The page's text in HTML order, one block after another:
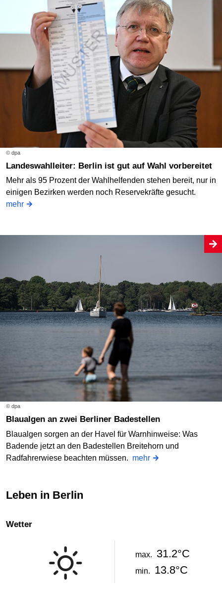
© dpa
Landeswahlleiter: Berlin ist gut auf Wahl vorbereitet
Mehr als 95 Prozent der Wahlhelfenden stehen bereit, nur in
einigen Bezirken werden noch Reservekräfte gesucht.
mehr
© dpa
Blaualgen an zwei Berliner Badestellen
Blaualgen sorgen an der Havel für Warnhinweise: Was
Badende jetzt an den Badestellen Breitehorn und
Radfahrerwiese beachten müssen. mehr
Leben in Berlin
Wetter
max. 31.2°C
min. 13.8°C